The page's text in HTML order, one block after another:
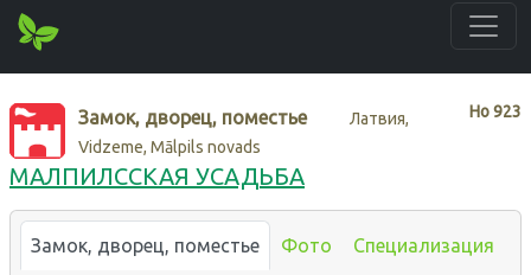
Нo923
Замок, дворец, поместье
Латвия,
Vidzeme, Mālpils novads
МАЛПИЛССКАЯ УСАДЬБА
Замок, дворец, поместье Фото Специализация